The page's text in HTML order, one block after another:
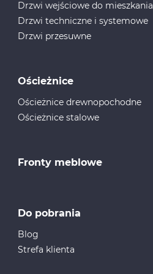
Drzwi wejściowe do mieszkania
Drzwi techniczne i systemowe
Drzwi przesuwne
Ościeżnice
Ościeżnice drewnopochodne
Ościeżnice stalowe
Fronty meblowe
Do pobrania
Blog
Strefa klienta